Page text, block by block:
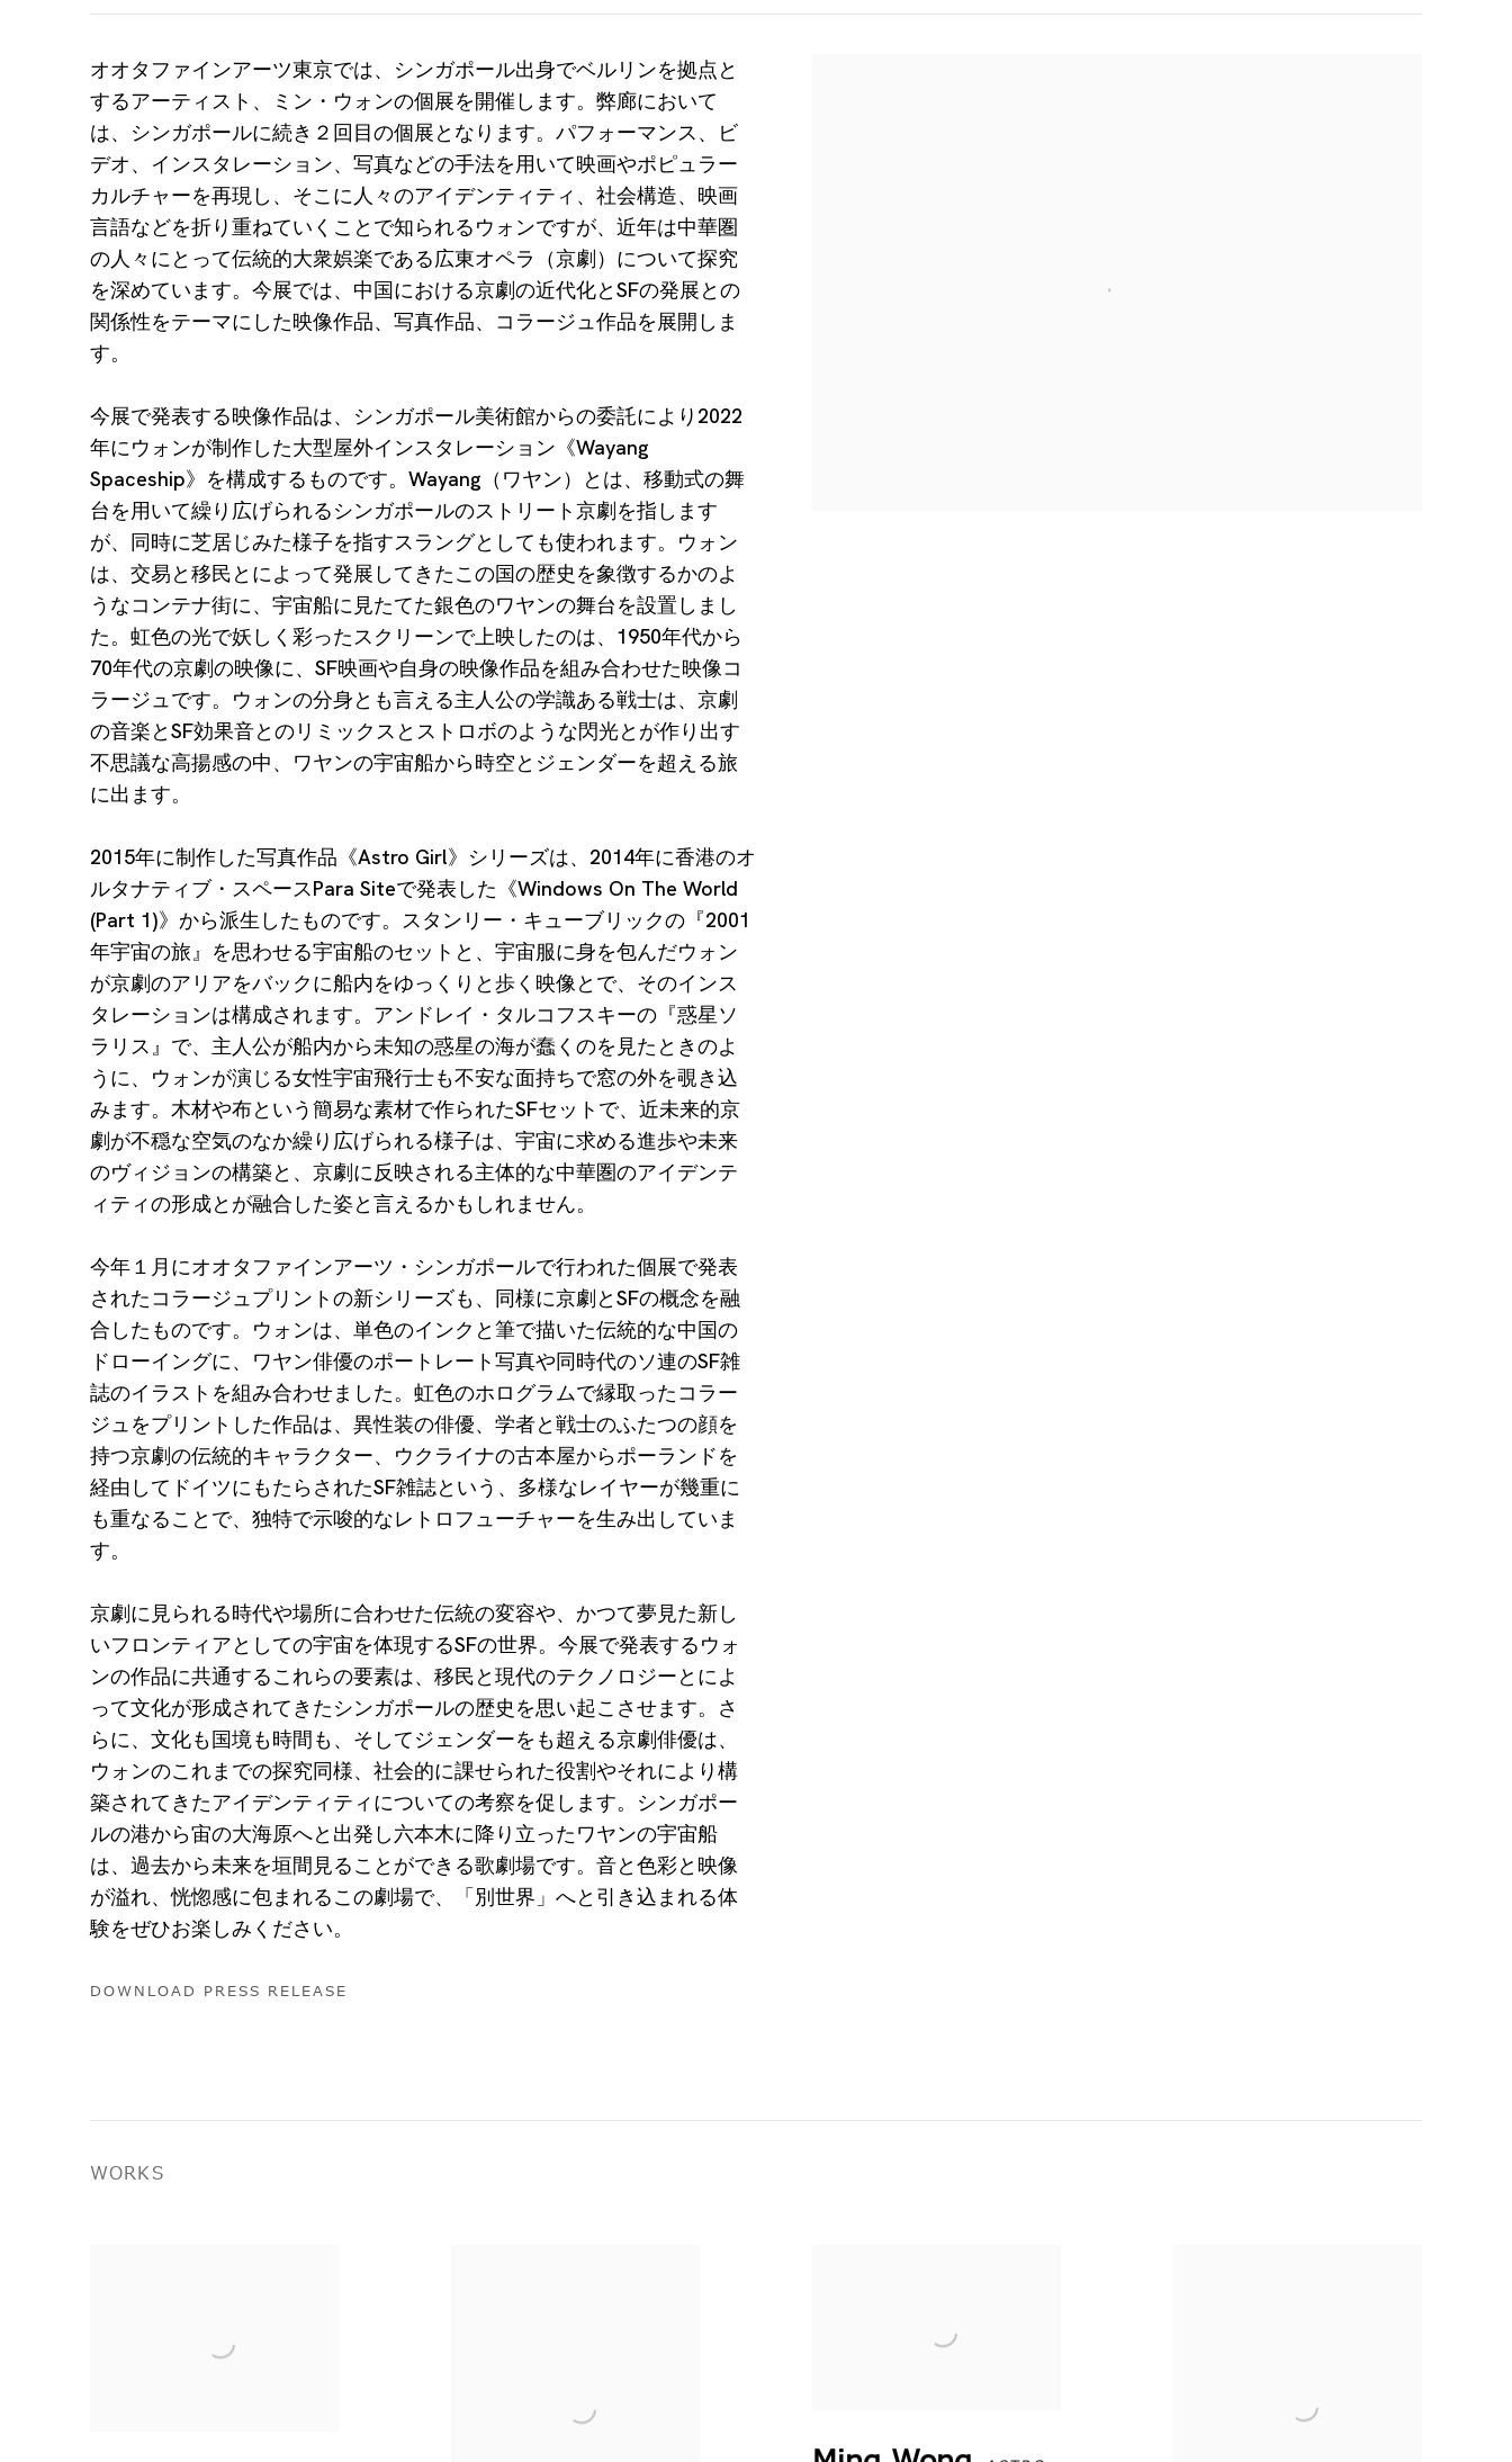
オオタファインアーツ東京では、シンガポール出身でベルリンを拠点と
するアーティスト、ミン・ウォンの個展を開催します。弊廊において
は、シンガポールに続き２回目の個展となります。パフォーマンス、ビ
デオ、インスタレーション、写真などの手法を用いて映画やポピュラー
カルチャーを再現し、そこに人々のアイデンティティ、社会構造、映画
言語などを折り重ねていくことで知られるウォンですが、近年は中華圏
の人々にとって伝統的大衆娯楽である広東オペラ（京劇）について探究
を深めています。今展では、中国における京劇の近代化とSFの発展との
関係性をテーマにした映像作品、写真作品、コラージュ作品を展開しま
す。
今展で発表する映像作品は、シンガポール美術館からの委託により2022
年にウォンが制作した大型屋外インスタレーション《Wayang
Spaceship》を構成するものです。Wayang（ワヤン）とは、移動式の舞
台を用いて繰り広げられるシンガポールのストリート京劇を指します
が、同時に芝居じみた様子を指すスラングとしても使われます。ウォン
は、交易と移民とによって発展してきたこの国の歴史を象徴するかのよ
うなコンテナ街に、宇宙船に見たてた銀色のワヤンの舞台を設置しまし
た。虹色の光で妖しく彩ったスクリーンで上映したのは、1950年代から
70年代の京劇の映像に、SF映画や自身の映像作品を組み合わせた映像コ
ラージュです。ウォンの分身とも言える主人公の学識ある戦士は、京劇
の音楽とSF効果音とのリミックスとストロボのような閃光とが作り出す
不思議な高揚感の中、ワヤンの宇宙船から時空とジェンダーを超える旅
に出ます。
2015年に制作した写真作品《Astro Girl》シリーズは、2014年に香港のオ
ルタナティブ・スペースPara Siteで発表した《Windows On The World
(Part 1)》から派生したものです。スタンリー・キューブリックの『2001
年宇宙の旅』を思わせる宇宙船のセットと、宇宙服に身を包んだウォン
が京劇のアリアをバックに船内をゆっくりと歩く映像とで、そのインス
タレーションは構成されます。アンドレイ・タルコフスキーの『惑星ソ
ラリス』で、主人公が船内から未知の惑星の海が蠢くのを見たときのよ
うに、ウォンが演じる女性宇宙飛行士も不安な面持ちで窓の外を覗き込
みます。木材や布という簡易な素材で作られたSFセットで、近未来的京
劇が不穏な空気のなか繰り広げられる様子は、宇宙に求める進歩や未来
のヴィジョンの構築と、京劇に反映される主体的な中華圏のアイデンテ
ィティの形成とが融合した姿と言えるかもしれません。
今年１月にオオタファインアーツ・シンガポールで行われた個展で発表
されたコラージュプリントの新シリーズも、同様に京劇とSFの概念を融
合したものです。ウォンは、単色のインクと筆で描いた伝統的な中国の
ドローイングに、ワヤン俳優のポートレート写真や同時代のソ連のSF雑
誌のイラストを組み合わせました。虹色のホログラムで縁取ったコラー
ジュをプリントした作品は、異性装の俳優、学者と戦士のふたつの顔を
持つ京劇の伝統的キャラクター、ウクライナの古本屋からポーランドを
経由してドイツにもたらされたSF雑誌という、多様なレイヤーが幾重に
も重なることで、独特で示唆的なレトロフューチャーを生み出していま
す。
京劇に見られる時代や場所に合わせた伝統の変容や、かつて夢見た新し
いフロンティアとしての宇宙を体現するSFの世界。今展で発表するウォ
ンの作品に共通するこれらの要素は、移民と現代のテクノロジーとによ
って文化が形成されてきたシンガポールの歴史を思い起こさせます。さ
らに、文化も国境も時間も、そしてジェンダーをも超える京劇俳優は、
ウォンのこれまでの探究同様、社会的に課せられた役割やそれにより構
築されてきたアイデンティティについての考察を促します。シンガポー
ルの港から宙の大海原へと出発し六本木に降り立ったワヤンの宇宙船
は、過去から未来を垣間見ることができる歌劇場です。音と色彩と映像
が溢れ、恍惚感に包まれるこの劇場で、「別世界」へと引き込まれる体
験をぜひお楽しみください。
DOWNLOAD PRESS RELEASE
WORKS